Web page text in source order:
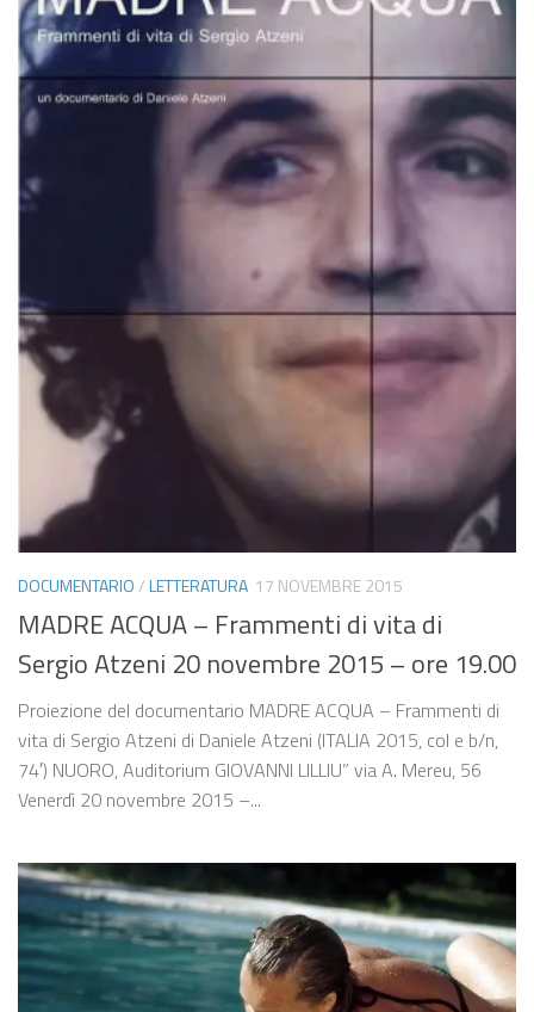
DOCUMENTARIO/LETTERATURA 17 NOVEMBRE 2015
MADRE ACQUA – Frammenti di vita di
Sergio Atzeni 20 novembre 2015 – ore 19.00
Proiezione del documentario MADRE ACQUA – Frammenti di
vita di Sergio Atzeni di Daniele Atzeni (ITALIA 2015, col e b/n,
74′) NUORO, Auditorium GIOVANNI LILLIU” via A. Mereu, 56
Venerdì 20 novembre 2015 –...